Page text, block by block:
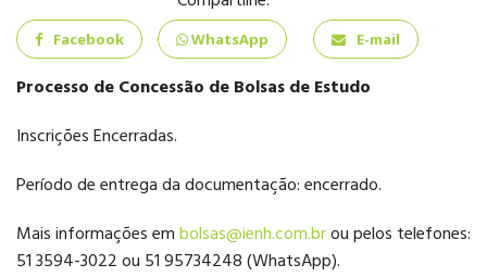
ENSINO
Facebook WhatsApp E-mail
Processo de Concessão de Bolsas de Estudo
Inscrições Encerradas.
Período de entrega da documentação: encerrado.
Mais informações embolsas@ienh.com.brou pelos telefones:
51 3594-3022 ou 51 95734248 (WhatsApp).